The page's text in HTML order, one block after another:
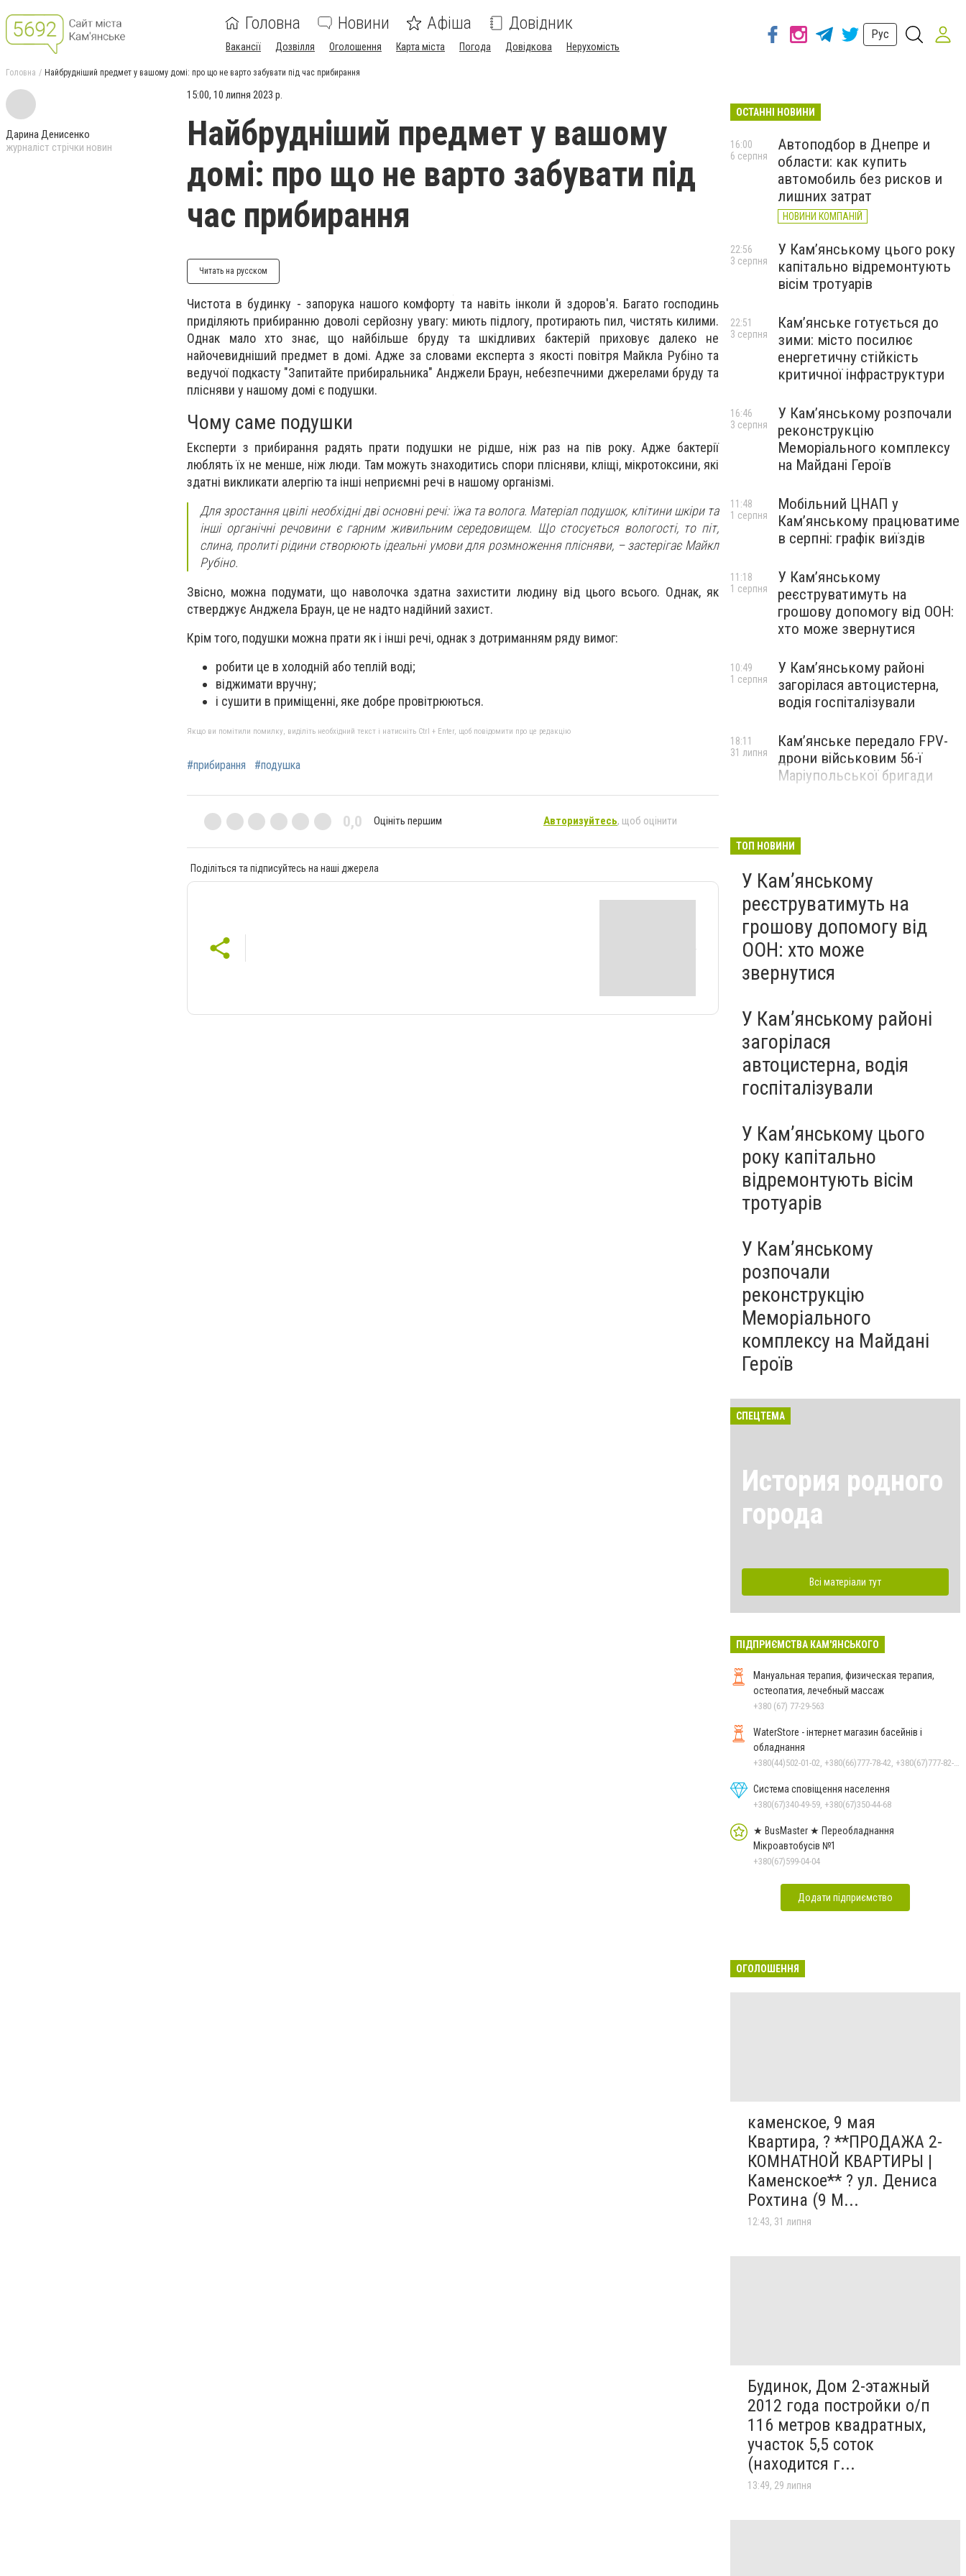
Головна Новини Афіша Довідник
Вакансії Дозвілля Оголошення Карта міста Погода Довідкова Нерухомість
Рус
Головна Найбрудніший предмет у вашому домі: про що не варто забувати під час прибирання
Дарина Денисенко
журналіст стрічки новин
15:00, 10 липня 2023 р.
Найбрудніший предмет у вашому
домі: про що не варто забувати під
час прибирання
Читать на русском
Чистота в будинку - запорука нашого комфорту та навіть інколи й здоров'я. Багато господинь
приділяють прибиранню доволі серйозну увагу: миють підлогу, протирають пил, чистять килими.
Однак мало хто знає, що найбільше бруду та шкідливих бактерій приховує далеко не
найочевидніший предмет в домі. Адже за словами експерта з якості повітря Майкла Рубіно та
ведучої подкасту "Запитайте прибиральника" Анджели Браун, небезпечними джерелами бруду та
плісняви у нашому домі є подушки.
Чому саме подушки
Експерти з прибирання радять прати подушки не рідше, ніж раз на пів року. Адже бактерії
люблять їх не менше, ніж люди. Там можуть знаходитись спори плісняви, кліщі, мікротоксини, які
здатні викликати алергію та інші неприємні речі в нашому організмі.
Для зростання цвілі необхідні дві основні речі: їжа та волога. Матеріал подушок, клітини шкіри та
інші органічні речовини є гарним живильним середовищем. Що стосується вологості, то піт,
слина, пролиті рідини створюють ідеальні умови для розмноження плісняви, – застерігає Майкл
Рубіно.
Звісно, можна подумати, що наволочка здатна захистити людину від цього всього. Однак, як
стверджує Анджела Браун, це не надто надійний захист.
Крім того, подушки можна прати як і інші речі, однак з дотриманням ряду вимог:
робити це в холодній або теплій воді;
віджимати вручну;
і сушити в приміщенні, яке добре провітрюються.
Якщо ви помітили помилку, виділіть необхідний текст і натисніть Ctrl + Enter, щоб повідомити про це редакцію
#прибирання #подушка
0,0 Оцініть першим Авторизуйтесь, щоб оцінити
Поділіться та підписуйтесь на наші джерела
ОСТАННІ НОВИНИ
Автоподбор в Днепре и
области: как купить
автомобиль без рисков и
лишних затрат
НОВИНИ КОМПАНІЙ
16:00
6 серпня
У Кам’янському цього року
капітально відремонтують
вісім тротуарів
22:56
3 серпня
Кам’янське готується до
зими: місто посилює
енергетичну стійкість
критичної інфраструктури
22:51
3 серпня
У Кам’янському розпочали
реконструкцію
Меморіального комплексу
на Майдані Героїв
16:46
3 серпня
Мобільний ЦНАП у
Кам’янському працюватиме
в серпні: графік виїздів
11:48
1 серпня
У Кам’янському
реєструватимуть на
грошову допомогу від ООН:
хто може звернутися
11:18
1 серпня
У Кам’янському районі
загорілася автоцистерна,
водія госпіталізували
10:49
1 серпня
Кам’янське передало FPV-
дрони військовим 56-ї
Маріупольської бригади
18:11
31 липня
ТОП НОВИНИ
У Кам’янському
реєструватимуть на
грошову допомогу від
ООН: хто може
звернутися
У Кам’янському районі
загорілася
автоцистерна, водія
госпіталізували
У Кам’янському цього
року капітально
відремонтують вісім
тротуарів
У Кам’янському
розпочали
реконструкцію
Меморіального
комплексу на Майдані
Героїв
СПЕЦТЕМА
История родного
города
Всі матеріали тут
ПІДПРИЄМСТВА КАМ'ЯНСЬКОГО
Мануальная терапия, физическая терапия,
остеопатия, лечебный массаж
+380 (67) 77-29-563
WaterStore - інтернет магазин басейнів і
обладнання
Система сповіщення населення
+380(67)340-49-59, +380(67)350-44-68
★ BusMaster ★ Переобладнання
Мікроавтобусів №1
+380(67)599-04-04
Додати підприємство
ОГОЛОШЕННЯ
каменское, 9 мая
Квартира, ? **ПРОДАЖА 2-
КОМНАТНОЙ КВАРТИРЫ |
Каменское** ? ул. Дениса
Рохтина (9 М...
12:43, 31 липня
Будинок, Дом 2-этажный
2012 года постройки о/п
116 метров квадратных,
участок 5,5 соток
(находится г...
13:49, 29 липня